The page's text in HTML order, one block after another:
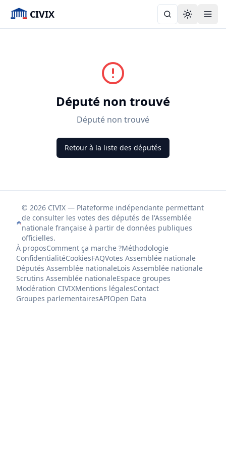
CIVIX Toggle
Député non trouvé
Député non trouvé
Retour à la liste des députés
© 2026 CIVIX — Plateforme indépendante permettant
de consulter les votes des députés de l'Assemblée
nationale française à partir de données publiques
officielles.
À proposComment ça marche ?Méthodologie
ConfidentialitéCookiesFAQVotes Assemblée nationale
Députés Assemblée nationaleLois Assemblée nationale
Scrutins Assemblée nationaleEspace groupes
Modération CIVIXMentions légalesContact
Groupes parlementairesAPIOpen Data